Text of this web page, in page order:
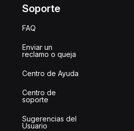
Soporte
FAQ
Enviar un
reclamo o queja
Centro de Ayuda
Centro de
soporte
Sugerencias del
Usuario